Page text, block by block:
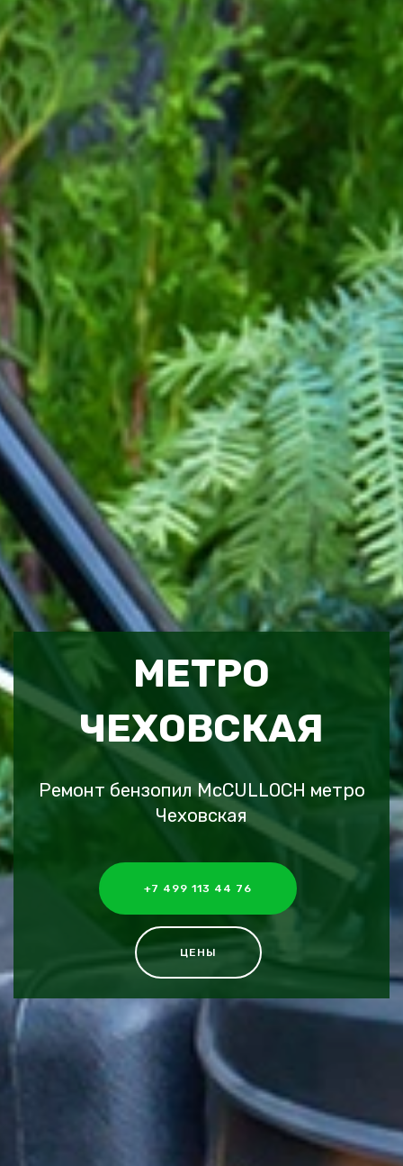
МЕТРО
ЧЕХОВСКАЯ
Ремонт бензопил McCULLOCH метро
Чеховская
+7 499 113 44 76
ЦЕНЫ